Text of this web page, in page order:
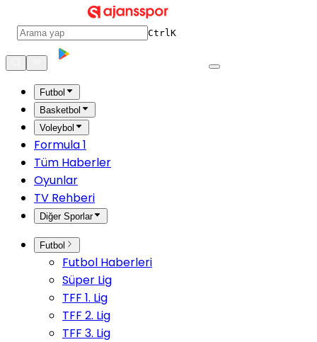
CtrlK
Futbol
Basketbol
Voleybol
Formula 1
Tüm Haberler
Oyunlar
TV Rehberi
Diğer Sporlar
Futbol
Futbol Haberleri
Süper Lig
TFF 1. Lig
TFF 2. Lig
TFF 3. Lig